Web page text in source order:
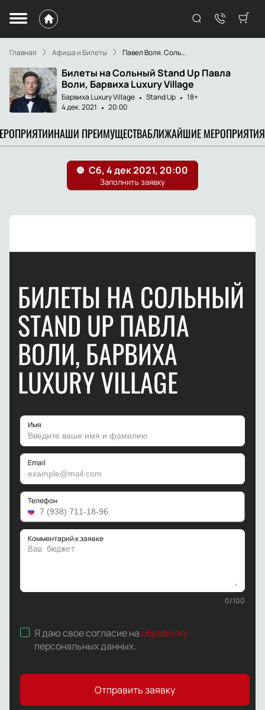
Главная Афиша и Билеты Павел Воля. Соль...
Билеты на Сольный Stand Up Павла
Воли, Барвиха Luxury Village
Барвиха Luxury Village Stand Up
18+
4 дек. 2021
20:00
НАШИ ПРЕИМУЩЕСТВАБЛИЖАЙШИЕ МЕРОПРИЯТИЯ
БИЛЕТЫ НА СОЛЬНЫЙ
STAND UP ПАВЛА
ВОЛИ, БАРВИХА
LUXURY VILLAGE
Имя
Email
Телефон
Комментарий к заявке
0/100
Я даю свое согласие наобработку
персональных данных.
Отправить заявку